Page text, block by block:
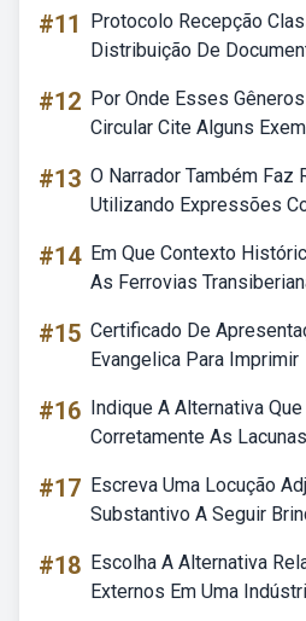
#11
Protocolo Recepção
Distribuição De
#12 Por Onde Esses
Circular Cite Alguns
#13 O Narrador Também
Utilizando Expressões
#14 Em Que Contexto
As Ferrovias
#15 Certificado De
Evangelica Para Imprimir
#16 Indique A Alternativa
Corretamente As
#17 Escreva Uma Locução
Substantivo A Seguir
#18 Escolha A Alternativa
Externos Em Uma